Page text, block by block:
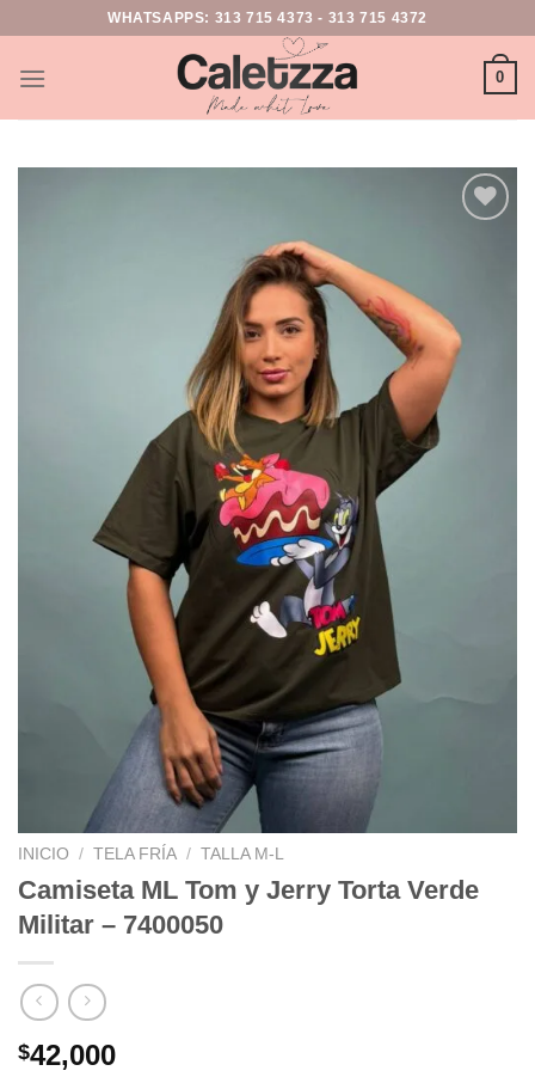
WHATSAPPS: 313 715 4373 - 313 715 4372
0
INICIO / TELA FRÍA / TALLA M-L
Camiseta ML Tom y Jerry Torta Verde
Militar – 7400050
$42,000